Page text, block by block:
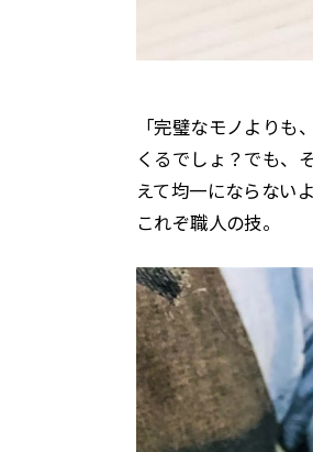
「完璧なモノより
くるでしょ？でも、
えて均一にならない
これぞ職人の技。